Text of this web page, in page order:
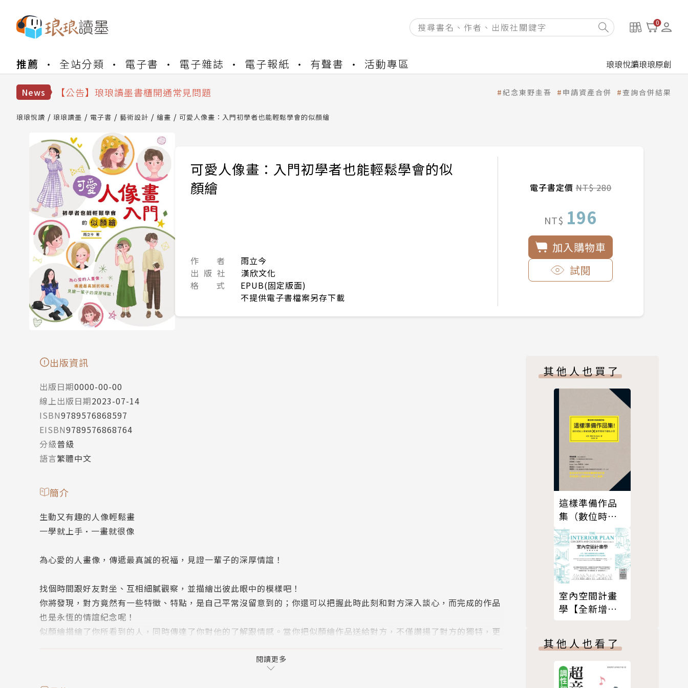
0
推薦 全站分類 電子書 電子雜誌 電子報紙 有聲書 活動專區 琅琅悅讀琅琅原創
News
【公告】因 Readmoo 讀墨系統維護中，本站同步暫停部分閱讀服務
【公告】琅琅讀墨書櫃開通常見問題
【公告】琅琅書店服務升級重要說明及資產合併結果查詢
紀念東野圭吾 申請資產合併 查詢合併結果
琅琅悅讀 琅琅讀墨 電子書 藝術設計 繪畫 可愛人像畫：入門初學者也能輕鬆學會的似顏繪
可愛人像畫：入門初學者也能輕鬆學會的似
顏繪
作 者
雨立今
出 版 社
漢欣文化
格 式
EPUB(固定版面)
不提供電子書檔案另存下載
電子書定價NT$ 280
NT$ 196
加入購物車
試閱
出版資訊
出版日期0000-00-00
線上出版日期2023-07-14
ISBN9789576868597
EISBN9789576868764
分級普級
語言繁體中文
簡介
生動又有趣的人像輕鬆畫
一學就上手•一畫就很像
為心愛的人畫像，傳遞最真誠的祝福，見證一輩子的深厚情誼！
找個時間跟好友對坐、互相細膩觀察，並描繪出彼此眼中的模樣吧！
你將發現，對方竟然有一些特徵、特點，是自己平常沒留意到的；你還可以把握此時此刻和對方深入談心，而完成的作品
也是永恆的情誼紀念呢！
似顏繪描繪了你所看到的人，同時傳達了你對他的了解跟情感。當你把似顏繪作品送給對方，不僅讚揚了對方的獨特，更
似顏繪是一份真誠的祝福，期許你們這段深厚的情誼，能緊密地連繫一輩子！
閱讀更多
其他人也買了
這樣準備作品
集（數位時代
全新修訂版）
室內空間計畫
學【全新增訂
其他人也看了